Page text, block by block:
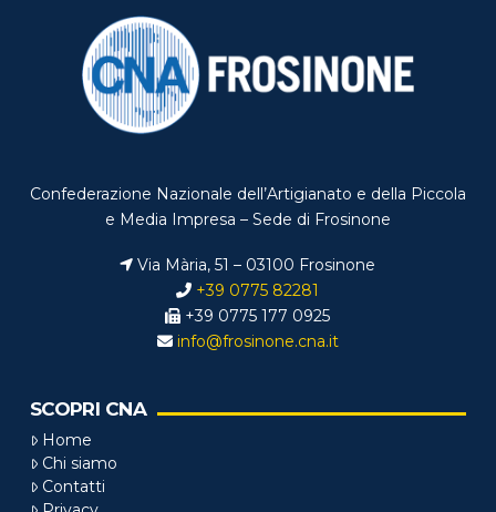
Confederazione Nazionale dell’Artigianato e della Piccola
e Media Impresa – Sede di Frosinone
Via Mària, 51 – 03100 Frosinone
+39 0775 82281
+39 0775 177 0925
info@frosinone.cna.it
SCOPRI CNA
Home
Chi siamo
Contatti